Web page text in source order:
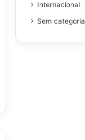
Internacional
Sem categoria